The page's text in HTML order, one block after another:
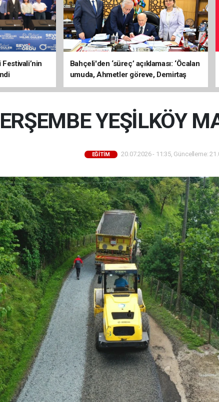
Bahçeli'den ‘süreç’ açıklaması: ‘Öcalan
umuda, Ahmetler göreve, Demirtaş
evine dönmeli’
YEŞİLKÖY
EĞİTİM 20.07.2026 - 11:35, Güncelleme: